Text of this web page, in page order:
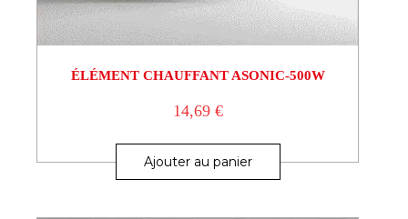
ÉLÉMENT CHAUFFANT ASONIC-500W
14,69 €
Ajouter au panier